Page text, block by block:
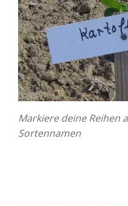
Markiere deine Reihen
Sortennamen